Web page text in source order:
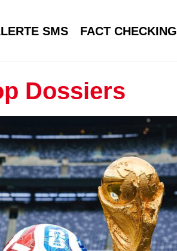
SMS FACT CHECKING
Dossiers